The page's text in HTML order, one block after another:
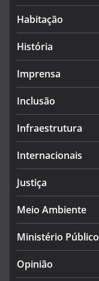
Habitação
História
Imprensa
Inclusão
Infraestrutura
Internacionais
Justiça
Meio Ambiente
Ministério Público
Opinião